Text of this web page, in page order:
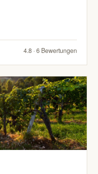
4.8 · 6 Bewertungen